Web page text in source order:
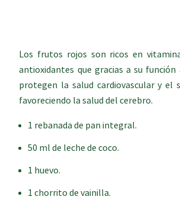
Los frutos rojos son ricos en
antioxidantes que gracias a su
protegen la salud cardiovascular y el
favoreciendo la salud del cerebro.
1 rebanada de pan integral.
50 ml de leche de coco.
1 huevo.
1 chorrito de vainilla.